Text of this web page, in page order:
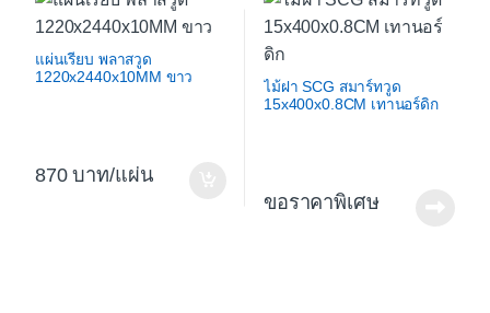
แผ่นเรียบ พลาสวูด
1220x2440x10MM ขาว
870 /แผ่น
ไม้ฝา SCG สมาร์ทวูด
15x400x0.8CM เทานอร์ดิก
ขอราคาพิเศษ